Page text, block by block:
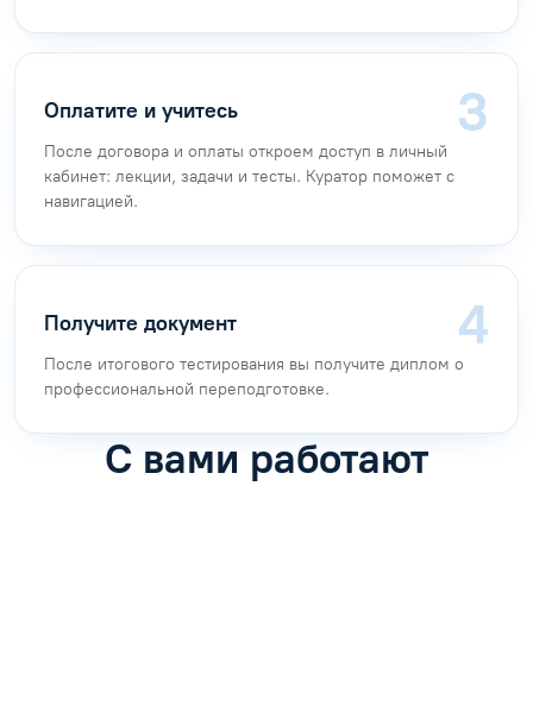
Оплатите и учитесь
После договора и оплаты откроем доступ в личный
кабинет: лекции, задачи и тесты. Куратор поможет с
навигацией.
Получите документ
После итогового тестирования вы получите диплом о
профессиональной переподготовке.
С вами работают